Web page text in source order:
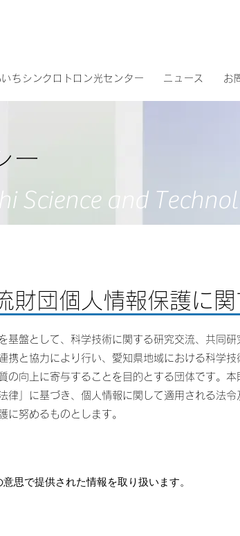
いちシンクロトロン光センター ニュース お
Science and
ー
財団個人情報保護に
基盤として、科学技術に関する研究交流、共同
携と協力により行い、愛知県地域における科学
の向上に寄与することを目的とする団体です。
律」に基づき、個人情報に関して適用される法
に努めるものとします。
思で提供された情報を取り扱います。